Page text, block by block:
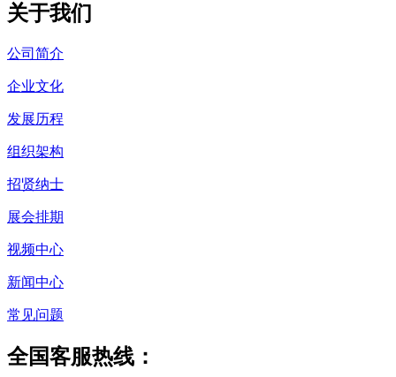
关于我们
公司简介
企业文化
发展历程
组织架构
招贤纳士
展会排期
视频中心
新闻中心
常见问题
全国客服热线：